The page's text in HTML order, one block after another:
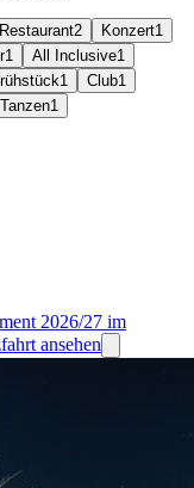
Restaurant2 Konzert1
1 All Inclusive1
1 Club1
Tanzen1
2026/27 im
ansehen